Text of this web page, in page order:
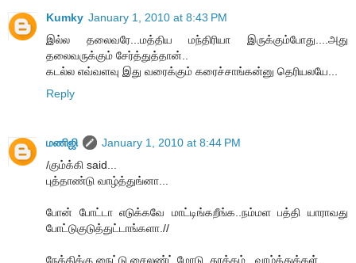
Kumky January 1, 2010 at 8:43 PM
இல்ல தலைவரே...மத்திய மந்திரியா இருக்கும்போது....அது
தலைவருக்கும் சேர்த்துத்தான்..
கடல்ல எவ்வளவு இது வரைக்கும் கரைச்சாங்கன்னு தெரியலயே...
Reply
மணிஜி
January 1, 2010 at 8:44 PM
/கும்க்கி said...
புத்தாண்டு வாழ்த்துங்னா...
போன் போட்டா எடுக்கவே மாட்டிங்கறீங்க..நம்மள பத்தி யாராவது
போட்டுகுடுத்துட்டாங்களா.//
நேத்திக்கு நைட்டு சைலண்ட் மோடு. தூக்கம்.. வாழ்த்துக்கள்.